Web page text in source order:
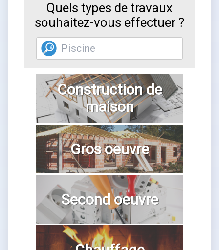
Quels types de travaux
souhaitez-vous effectuer ?
Construction de
maison
Gros oeuvre
Second oeuvre